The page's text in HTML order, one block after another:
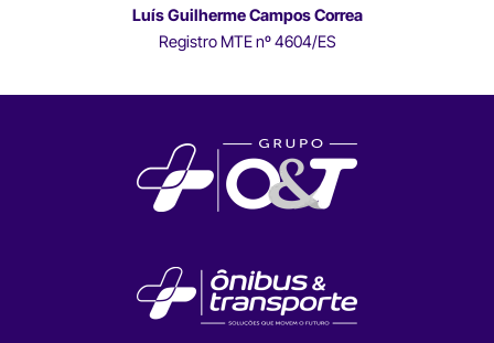
Luís Guilherme Campos Correa
Registro MTE nº 4604/ES